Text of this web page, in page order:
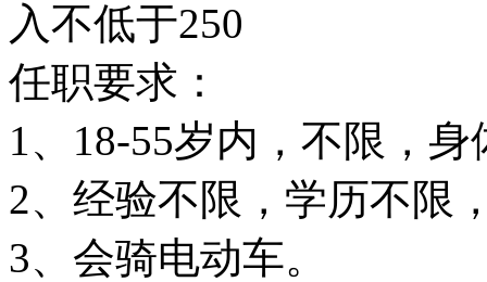
入不低于250
任职要求：
1、18-55岁内，不限，
2、经验不限，学历不限
3、会骑电动车。